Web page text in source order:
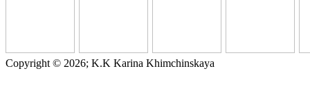
Copyright © 2026; K.K Karina Khimchinskaya